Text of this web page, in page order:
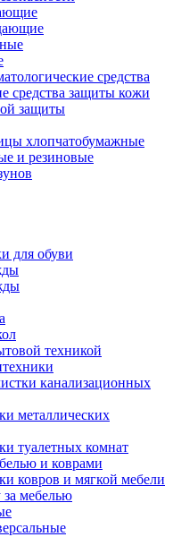
средства
средства защиты кожи
защиты
хлопчатобумажные
и резиновые
для обуви
техникой
канализационных
металлических
туалетных комнат
и коврами
ковров и мягкой мебели
за мебелью